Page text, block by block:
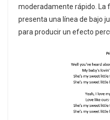
moderadamente rápido. La
presenta una línea de bajo
para producir un efecto